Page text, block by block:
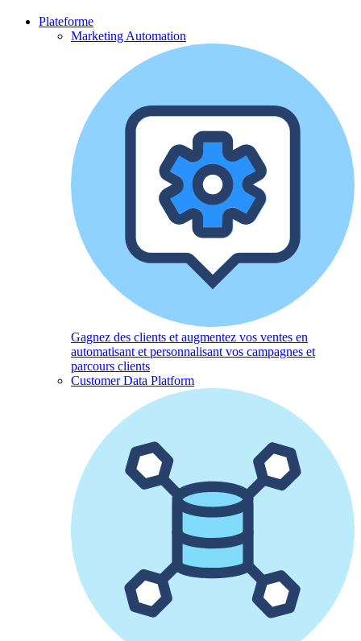
Plateforme
Marketing Automation
Gagnez des clients et augmentez vos ventes en
automatisant et personnalisant vos campagnes et
parcours clients
Customer Data Platform